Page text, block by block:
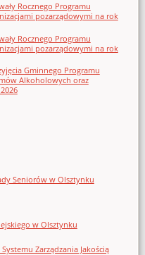
Rocznego Programu
pozarządowymi na rok
Rocznego Programu
pozarządowymi na rok
Gminnego Programu
Alkoholowych oraz
Seniorów w Olsztynku
w Olsztynku
Zarządzania Jakością